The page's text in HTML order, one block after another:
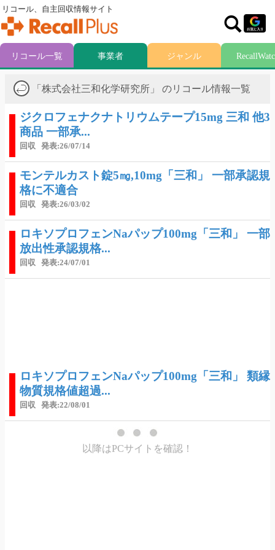
「株式会社三和化学研究所」 のリコール情報一覧
ジクロフェナクナトリウムテープ15mg 三和 他3
商品 一部承...
回収 発表:26/07/14
モンテルカスト錠5㎎,10mg「三和」 一部承認規
格に不適合
回収 発表:26/03/02
ロキソプロフェンNaパップ100mg「三和」 一部
放出性承認規格...
回収 発表:24/07/01
ロキソプロフェンNaパップ100mg「三和」 類縁
物質規格値超過...
回収 発表:22/08/01
以降はPCサイトを確認！
リコール、自主回収情報サイト
リコール一覧 事業者 ジャンル